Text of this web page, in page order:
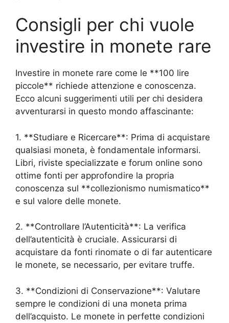
Consigli per chi vuole
investire in monete rare
Investire in monete rare come le **100 lire
piccole** richiede attenzione e conoscenza.
Ecco alcuni suggerimenti utili per chi desidera
avventurarsi in questo mondo affascinante:
1. **Studiare e Ricercare**: Prima di acquistare
qualsiasi moneta, è fondamentale informarsi.
Libri, riviste specializzate e forum online sono
ottime fonti per approfondire la propria
conoscenza sul **collezionismo numismatico**
e sul valore delle monete.
2. **Controllare l’Autenticità**: La verifica
dell’autenticità è cruciale. Assicurarsi di
acquistare da fonti rinomate o di far autenticare
le monete, se necessario, per evitare truffe.
3. **Condizioni di Conservazione**: Valutare
sempre le condizioni di una moneta prima
dell’acquisto. Le monete in perfette condizioni